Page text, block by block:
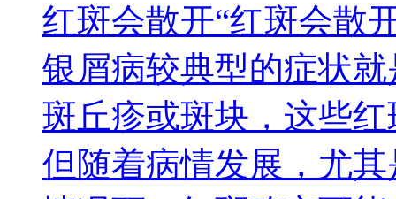
红斑会散开“红斑会散
银屑病较典型的症状
斑丘疹或斑块，这些
但随着病情发展，尤